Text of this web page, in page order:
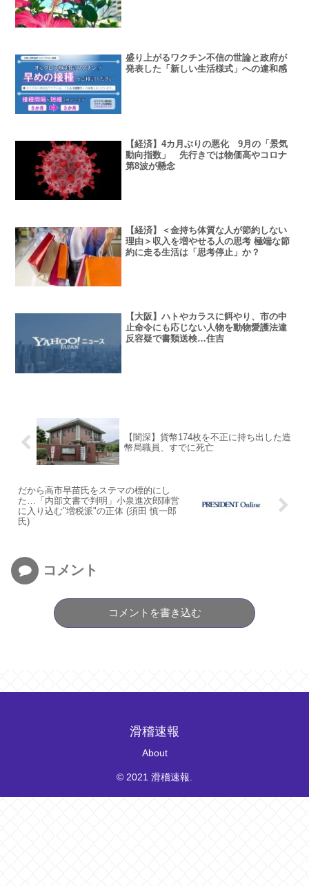
盛り上がるワクチン不信の世論と政府が
発表した「新しい生活様式」への違和感
【経済】4カ月ぶりの悪化 9月の「景気
動向指数」 先行きでは物価高やコロナ
第8波が懸念
【経済】＜金持ち体質な人が節約しない
理由＞収入を増やせる人の思考 極端な節
約に走る生活は「思考停止」か？
【大阪】ハトやカラスに餌やり、市の中
止命令にも応じない人物を動物愛護法違
反容疑で書類送検…住吉
【闇深】貨幣174枚を不正に持ち出した造
幣局職員、すでに死亡
だから高市早苗氏をステマの標的にし
た…「内部文書で判明」小泉進次郎陣営
に入り込む"増税派"の正体 (須田 慎一郎
氏)
コメント
コメントを書き込む
滑稽速報
About
© 2021 滑稽速報.